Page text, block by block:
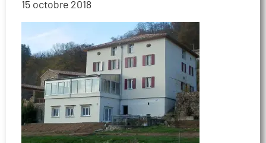
en savoir +
Balazuc | Le Viel Audon | 12 kWc